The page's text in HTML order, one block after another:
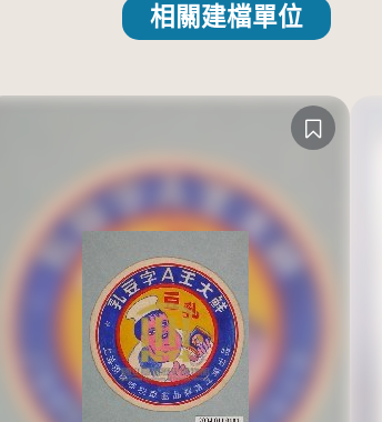
相關建檔單位